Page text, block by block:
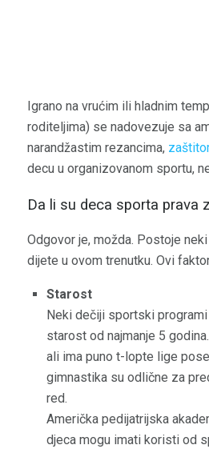
Igrano na vrućim ili hladnim
roditeljima) se nadovezuje sa
narandžastim rezancima,
decu u organizovanom sportu,
Da li su deca sporta prava
Odgovor je, možda. Postoje
dijete u ovom trenutku. Ovi
Starost
Neki dečiji sportski
starost od najmanje 5
ali ima puno t-lopte lige
gimnastika su odlične za
red.
Američka pedijatrijska
djeca mogu imati koristi od